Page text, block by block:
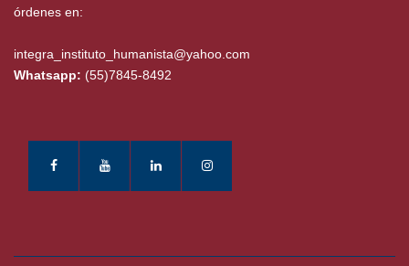
órdenes en:
integra_instituto_humanista@yahoo.com
Whatsapp: (55)7845-8492